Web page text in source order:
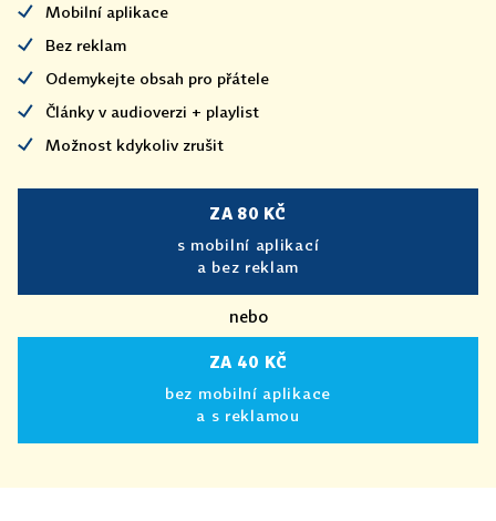
Mobilní aplikace
Bez reklam
Odemykejte obsah pro přátele
Články v audioverzi + playlist
Možnost kdykoliv zrušit
ZA 80 KČ
s mobilní aplikací
a bez reklam
nebo
ZA 40 KČ
bez mobilní aplikace
a s reklamou